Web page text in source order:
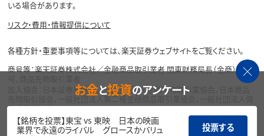
いる場合があります。
リスク・費用・情報提供について
各種方針・重要事項等については、楽天証券ウェブサイトをご覧ください。
商号等：楽天証券株式会社／金融商品取引業者 関東財務局長（金商）第195
加入協会：日本証券業協会、一般社団法人金融先物取引業協会、日本商品
先物取引協会、一般社団法人第二種金融商品取引業協会、一般社団法人資
産運用業協会
Copyright©
お金と投資のアンケート
【銘柄を投票】東宝 vs 東映 日本の映画
業界で永遠のライバル グロースかバリュ
投票する